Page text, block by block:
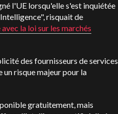
l'UE lorsqu'elle s'est inquiétée
risquait de
la loi sur les marchés
des fournisseurs de services
risque majeur pour la
gratuitement, mais